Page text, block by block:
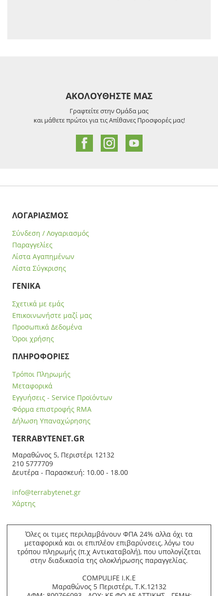
ΑΚΟΛΟΥΘΗΣΤΕ ΜΑΣ
Γραφτείτε στην Ομάδα μας
και μάθετε πρώτοι για τις Απίθανες Προσφορές μας!
ΛΟΓΑΡΙΑΣΜΟΣ
Σύνδεση / Λογαριασμός
Παραγγελίες
Λίστα Αγαπημένων
Λίστα Σύγκρισης
ΓΕΝΙΚΑ
Σχετικά με εμάς
Επικοινωνήστε μαζί μας
Προσωπικά Δεδομένα
Όροι χρήσης
ΠΛΗΡΟΦΟΡΙΕΣ
Τρόποι Πληρωμής
Μεταφορικά
Εγγυήσεις - Service Προϊόντων
Φόρμα επιστροφής RMA
Δήλωση Υπαναχώρησης
ΤERRABYTENET.GR
Μαραθώνος 5, Περιστέρι 12132
210 5777709
Δευτέρα - Παρασκευή: 10.00 - 18.00
info@terrabytenet.gr
Χάρτης
Όλες οι τιμες περιλαμβάνουν ΦΠΑ 24% αλλα όχι τα
μεταφορικά και οι επιπλέον επιβαρύνσεις, λόγω του
τρόπου πληρωμής (π.χ Αντικαταβολή), που υπολογίζεται
στην διαδικασία της ολοκλήρωσης παραγγελίας.
COMPULIFE Ι.Κ.Ε
Μαραθώνος 5 Περιστέρι, Τ.Κ.12132